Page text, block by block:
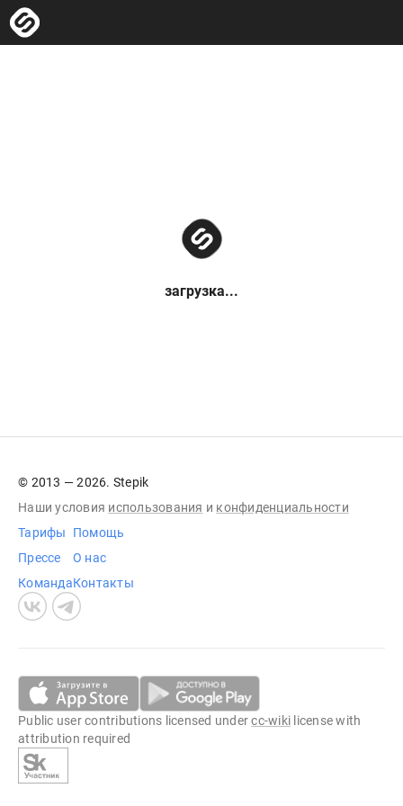
загрузка...
© 2013 — 2026. Stepik
Наши условия использования и конфиденциальности
Тарифы
Прессе
Команда
Помощь
О нас
Контакты
Public user contributions licensed undercc-wiki license with
attribution required